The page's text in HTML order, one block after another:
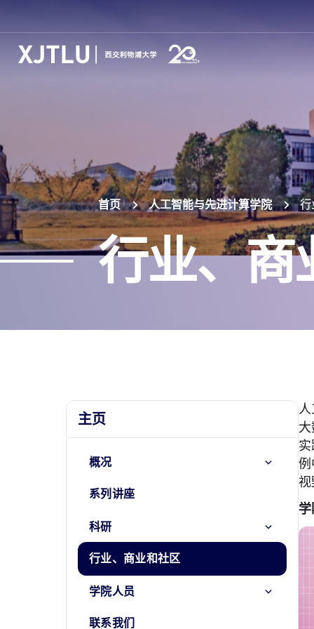
首页 人工智能与先进计算学院 行
行业、商
主页
概况
系列讲座
科研
行业、商业和社区
学院人员
联系我们
例